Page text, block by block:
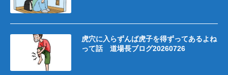
虎穴に入らずんば虎子を得ずってあるよね
って話 道場長ブログ20260726